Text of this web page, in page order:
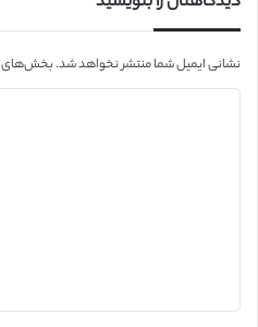
نشانی ایمیل شما منتشر نخواهد شد.بخش‌های